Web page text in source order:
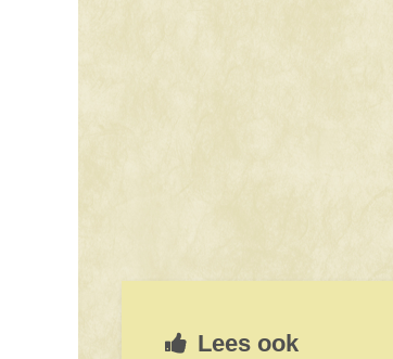
Lees ook